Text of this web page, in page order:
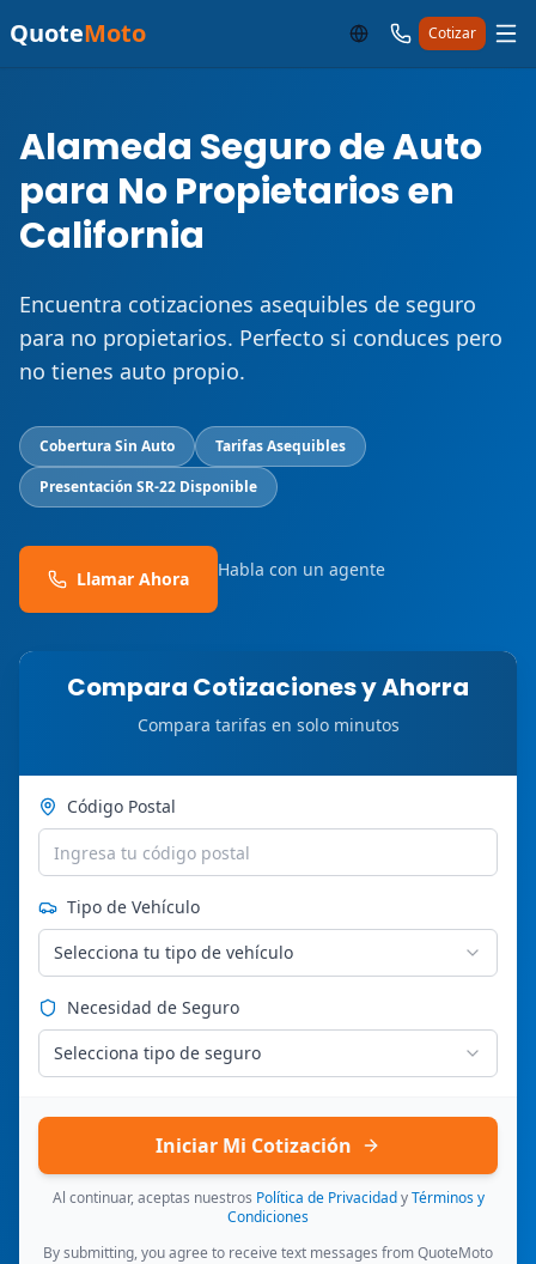
QuoteMoto Cotizar
Alameda Seguro de Auto
para No Propietarios en
California
Encuentra cotizaciones asequibles de seguro
para no propietarios. Perfecto si conduces pero
no tienes auto propio.
Cobertura Sin Auto
Tarifas Asequibles
Presentación SR-22 Disponible
Llamar Ahora Habla con un agente
Compara Cotizaciones y Ahorra
Compara tarifas en solo minutos
Código Postal
Tipo de Vehículo
Selecciona tu tipo de vehículo
Necesidad de Seguro
Selecciona tipo de seguro
Iniciar Mi Cotización
Al continuar, aceptas nuestros Política de Privacidad y Términos y
Condiciones
By submitting, you agree to receive text messages from QuoteMoto